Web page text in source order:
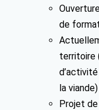
de
territoire
la viande)
Projet